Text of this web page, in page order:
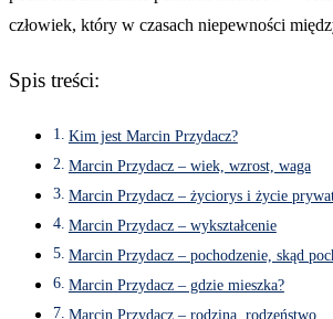
człowiek, który w czasach niepewności
Spis treści:
Kim jest Marcin Przydacz?
Marcin Przydacz – wiek, wzrost, waga
Marcin Przydacz – życiorys i życie
Marcin Przydacz – wykształcenie
Marcin Przydacz – pochodzenie, skąd
Marcin Przydacz – gdzie mieszka?
Marcin Przydacz – rodzina, rodzeństwo